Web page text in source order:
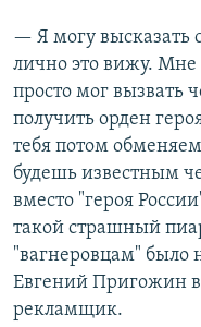
— Я могу высказать
лично это вижу.
просто мог вызвать
получить орден
тебя потом
будешь известным
вместо "героя
такой страшный
"вагнеровцам" было
Евгений Пригожин
рекламщик.